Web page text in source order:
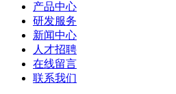
产品中心
研发服务
新闻中心
人才招聘
在线留言
联系我们